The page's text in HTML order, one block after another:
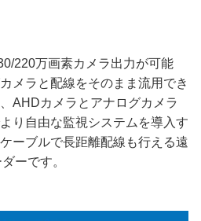
220万画素カメラ出力が可能
メラと配線をそのまま流用でき
AHDカメラとアナログカメラ
り自由な監視システムを導入す
ーブルで長距離配線も行える遠
ーです。